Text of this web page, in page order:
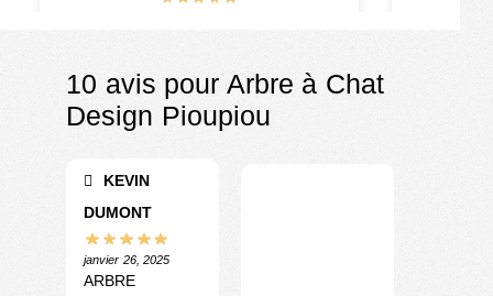
10 avis pour Arbre à Chat
Design Pioupiou
KEVIN
DUMONT
janvier 26, 2025
ARBRE